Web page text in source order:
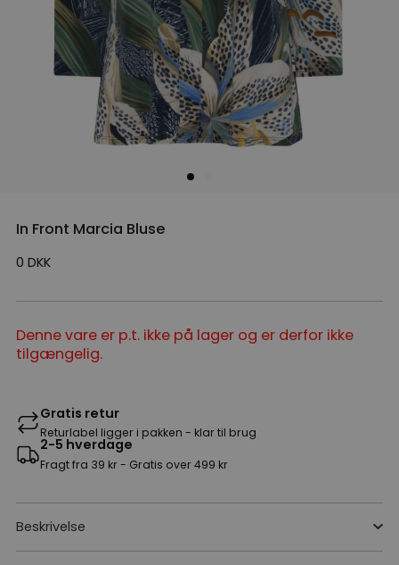
In Front Marcia Bluse
0 DKK
Denne vare er p.t. ikke på lager og er derfor ikke
tilgængelig.
Gratis retur
Returlabel ligger i pakken - klar til brug
2-5 hverdage
Fragt fra 39 kr - Gratis over 499 kr
Beskrivelse